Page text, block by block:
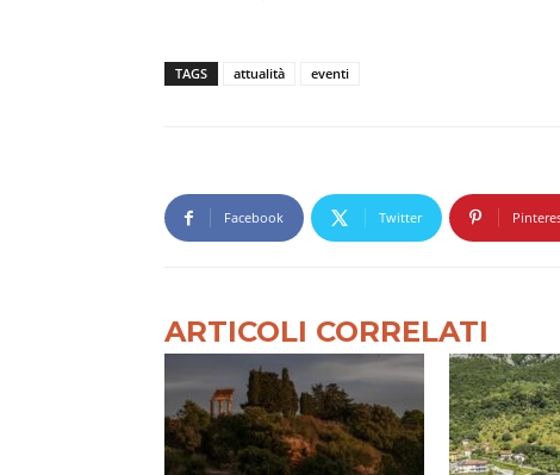
TAGS attualità eventi
Facebook Twitter
ARTICOLI CORRELATI